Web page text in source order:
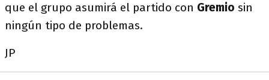
que el grupo asumirá el partido con Gremio sin
ningún tipo de problemas.
JP